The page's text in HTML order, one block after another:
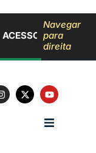
ACESSO À
Navegar
para
direita